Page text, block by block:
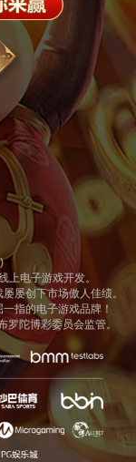
上电子游戏开发。
屡创下市场傲人佳绩。
指的电子游戏品牌！
罗陀博彩委员会监管。